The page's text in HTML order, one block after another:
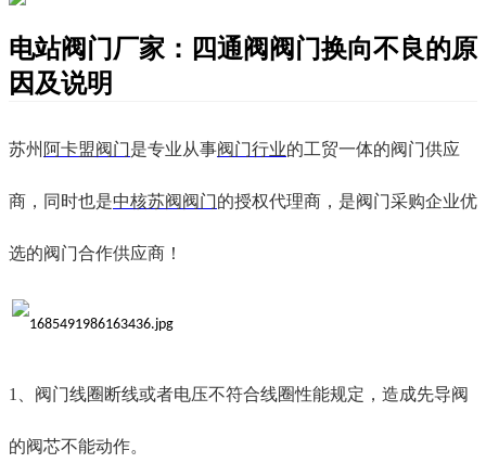
电站阀门厂家：四通阀阀门换向不良的原
因及说明
苏州 阿卡盟阀门是专业从事阀门行业的工贸一体的阀门供应
商，同时也是中核苏阀阀门的授权代理商，是阀门采购企业优
选的阀门合作供应商！
1、 阀门线圈断线或者电压不符合线圈性能规定，造成先导阀
的阀芯不能动作。